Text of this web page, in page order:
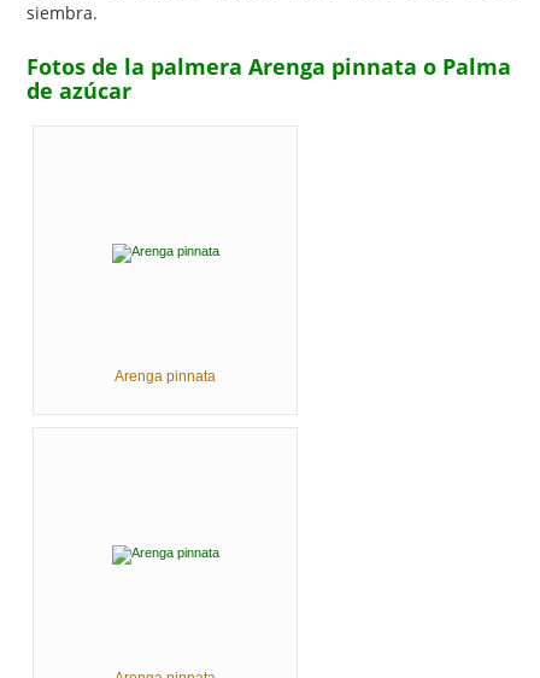
siembra.
Fotos de la palmera Arenga pinnata o Palma
de azúcar
Arenga pinnata